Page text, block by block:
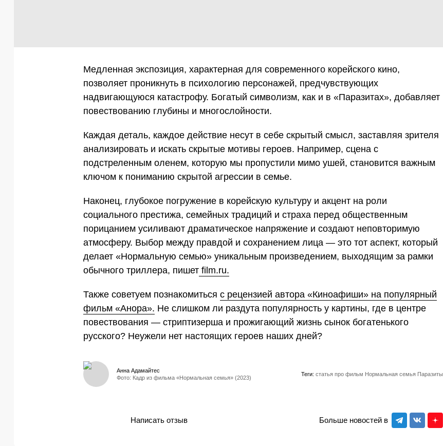
Медленная экспозиция, характерная для современного корейского кино,
позволяет проникнуть в психологию персонажей, предчувствующих
надвигающуюся катастрофу. Богатый символизм, как и в «Паразитах», добавляет
повествованию глубины и многослойности.
Каждая деталь, каждое действие несут в себе скрытый смысл, заставляя зрителя
анализировать и искать скрытые мотивы героев. Например, сцена с
подстреленным оленем, которую мы пропустили мимо ушей, становится важным
ключом к пониманию скрытой агрессии в семье.
Наконец, глубокое погружение в корейскую культуру и акцент на роли
социального престижа, семейных традиций и страха перед общественным
порицанием усиливают драматическое напряжение и создают неповторимую
атмосферу. Выбор между правдой и сохранением лица — это тот аспект, который
делает «Нормальную семью» уникальным произведением, выходящим за рамки
обычного триллера, пишет film.ru.
Также советуем познакомиться с рецензией автора «Киноафиши» на популярный
фильм «Анора». Не слишком ли раздута популярность у картины, где в центре
повествования — стриптизерша и прожигающий жизнь сынок богатенького
русского? Неужели нет настоящих героев наших дней?
Фото: Кадр из фильма «Нормальная семья» (2023)
Анна Адамайтес
Теги: статья про фильм Нормальная семья Паразиты
Больше новостей в
Написать отзыв